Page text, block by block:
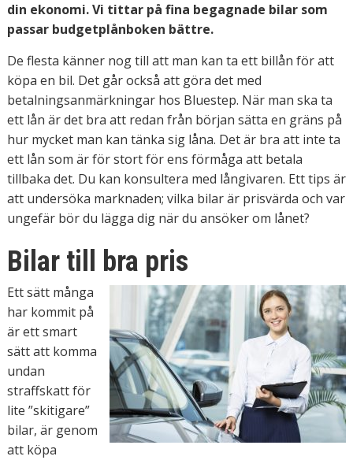
din ekonomi. Vi tittar på fina begagnade bilar som
passar budgetplånboken bättre.
De flesta känner nog till att man kan ta ett billån för att
köpa en bil. Det går också att göra det med
betalningsanmärkningar hos Bluestep. När man ska ta
ett lån är det bra att redan från början sätta en gräns på
hur mycket man kan tänka sig låna. Det är bra att inte ta
ett lån som är för stort för ens förmåga att betala
tillbaka det. Du kan konsultera med långivaren. Ett tips är
att undersöka marknaden; vilka bilar är prisvärda och var
ungefär bör du lägga dig när du ansöker om lånet?
Bilar till bra pris
Ett sätt många
har kommit på
är ett smart
sätt att komma
undan
straffskatt för
lite ”skitigare”
bilar, är genom
att köpa